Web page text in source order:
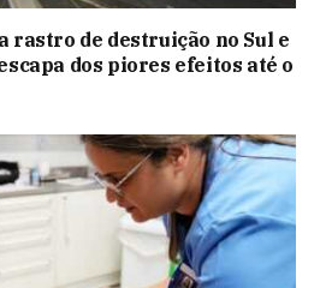
rastro de destruição no Sul e
dos piores efeitos até o